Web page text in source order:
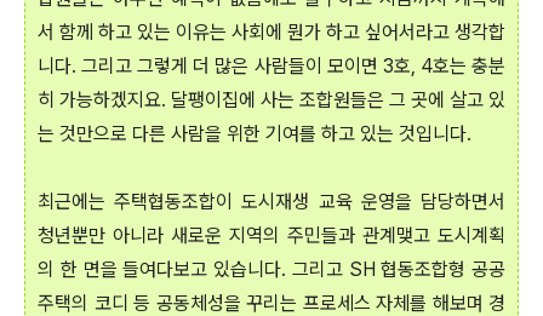
서 함께 하고 있는 이유는 사회에 뭔가 하고 싶어서라고 생각합
니다. 그리고 그렇게 더 많은 사람들이 모이면 3호, 4호는 충분
히 가능하겠지요. 달팽이집에 사는 조합원들은 그 곳에 살고 있
는 것만으로 다른 사람을 위한 기여를 하고 있는 것입니다.
최근에는 주택협동조합이 도시재생 교육 운영을 담당하면서
청년뿐만 아니라 새로운 지역의 주민들과 관계맺고 도시계획
의 한 면을 들여다보고 있습니다. 그리고 SH 협동조합형 공공
주택의 코디 등 공동체성을 꾸리는 프로세스 자체를 해보며 경